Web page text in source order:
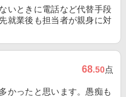
いときに電話など代替手段
就業後も担当者が親身に対
68.50点
かったと思います。愚痴も